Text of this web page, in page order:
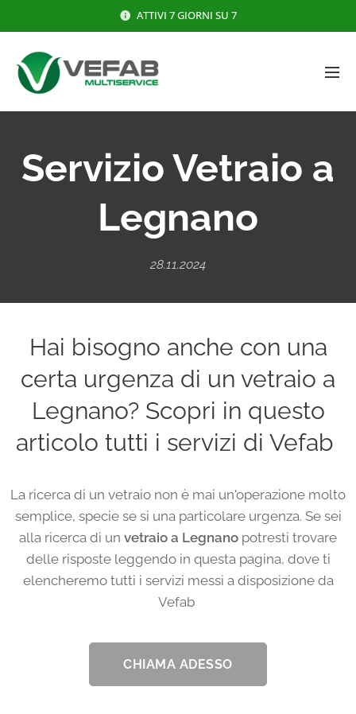
ATTIVI 7 GIORNI SU 7
Servizio Vetraio a
Legnano
28.11.2024
Hai bisogno anche con una
certa urgenza di un vetraio a
Legnano? Scopri in questo
articolo tutti i servizi di Vefab
La ricerca di un vetraio non è mai un'operazione molto
semplice, specie se si una particolare urgenza. Se sei
alla ricerca di un vetraio a Legnano potresti trovare
delle risposte leggendo in questa pagina, dove ti
elencheremo tutti i servizi messi a disposizione da
Vefab
CHIAMA ADESSO